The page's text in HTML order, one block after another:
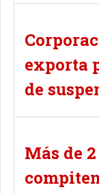
exporta
de
Más de